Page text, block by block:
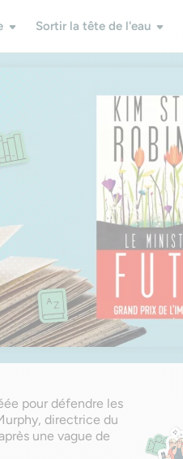
Sortir la tête de l'eau
pour défendre les
directrice du
une vague de